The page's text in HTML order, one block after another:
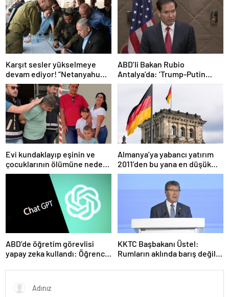
Karşıt sesler yükselmeye
devam ediyor! “Netanyahu
geleceğimizi Gazze’nin
kumlarına gömüyor”
ABD’li Bakan Rubio
Antalya’da: ‘Trump-Putin
görüşmedikçe başaramayız’
Evi kundaklayıp eşinin ve
çocuklarının ölümüne neden
olmuştu! Yeni görüntüler
Almanya’ya yabancı yatırım
2011’den bu yana en düşük
seviyede
ABD’de öğretim görevlisi
yapay zeka kullandı: Öğrenci
KKTC Başbakanı Üstel:
Rumların aklında barış değil